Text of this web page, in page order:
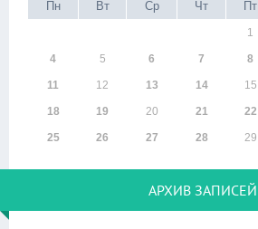
Пн
Вт Ср Чт Пт
1
4 5 6 7 8
11 12 13 14 15
18 19 20 21 22
25 26 27 28 29
АРХИВ ЗАПИСЕЙ